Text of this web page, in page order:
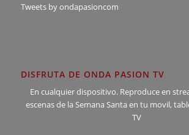
Tweets by ondapasioncom
DISFRUTA DE ONDA PASION TV
En cualquier dispositivo. Reproduce en
escenas de la Semana Santa en tu movil,
TV